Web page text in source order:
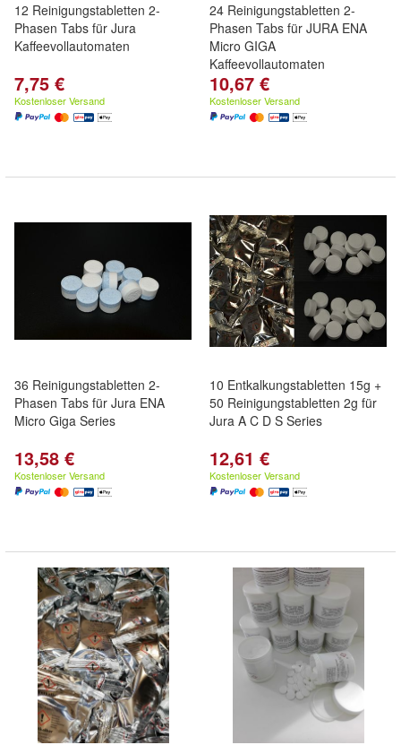
12 Reinigungstabletten 2-
Phasen Tabs für Jura
Kaffeevollautomaten
7,75 €
Kostenloser Versand
24 Reinigungstabletten 2-
Phasen Tabs für JURA ENA
Micro GIGA
Kaffeevollautomaten
10,67 €
Kostenloser Versand
36 Reinigungstabletten 2-
Phasen Tabs für Jura ENA
Micro Giga Series
13,58 €
Kostenloser Versand
10 Entkalkungstabletten 15g +
50 Reinigungstabletten 2g für
Jura A C D S Series
12,61 €
Kostenloser Versand